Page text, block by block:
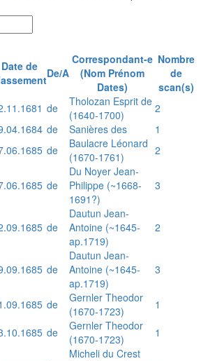
Date de
De/A
Correspondant-e
(Nom Prénom
Dates)
Nombre
de
scan(s)
de
Tholozan Esprit de
(1640-1700)
2
de Sanières des
1
de
Baulacre Léonard
(1670-1761)
2
de
Du Noyer Jean-
Philippe (~1668-
1691?)
3
de
Dautun Jean-
Antoine (~1645-
ap.1719)
2
de
Dautun Jean-
Antoine (~1645-
ap.1719)
3
de
Gernler Theodor
(1670-1723)
1
de
Gernler Theodor
(1670-1723)
1
Micheli du Crest